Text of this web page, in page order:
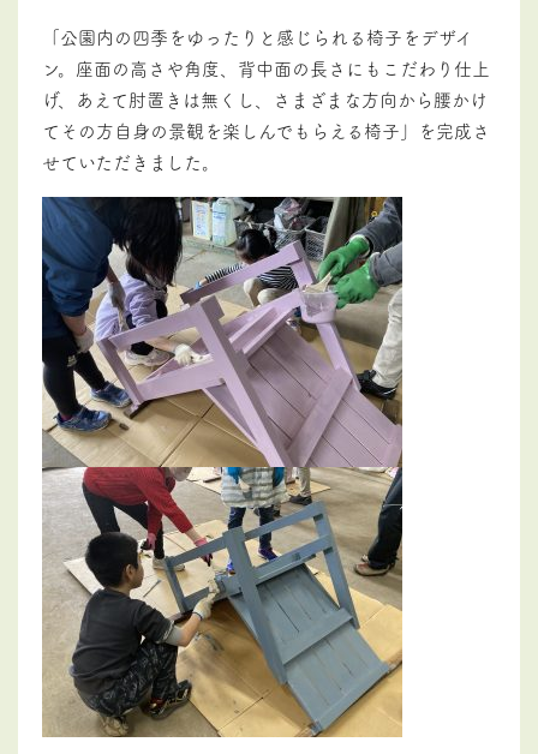
「公園内の四季をゆったりと感じられる椅子をデザイ
ン。座面の高さや角度、背中面の長さにもこだわり仕上
げ、あえて肘置きは無くし、さまざまな方向から腰かけ
てその方自身の景観を楽しんでもらえる椅子」を完成さ
せていただきました。